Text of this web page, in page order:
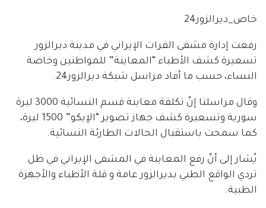
خاص_ديرالزور24
رفعت إدارة مشفى الفرات الإيراني في مدينة ديرالزور
تسعيرة كشف الأطباء “المعاينة” للمواطنين وخاصة
النساء، حسب ما أفاد مراسل شبكة ديرالزور24.
وقال مراسلنا إنّ تكلفة معاينة قسم النسائية 3000 ليرة
سورية وتسعيرة كشف جهاز تصوير “الإيكو” 1500 ليرة،
كما سمحت باستقبال الحالات الطارئة النسائية.
يُشار إلى أنّ رفع المعاينة في المشفى الإيراني في ظل
تردي الواقع الطبي بديرالزور عامة و قلة الأطباء والأجهزة
الطبية.